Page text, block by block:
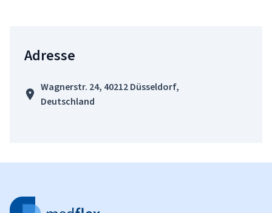
Adresse
Wagnerstr. 24, 40212 Düsseldorf,
Deutschland